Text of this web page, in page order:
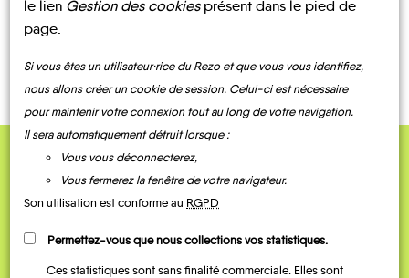
QUELQUES
Témoignages
le lien Gestion des cookiesprésent dans le pied de
page.
Si vous êtes un utilisateur·rice du Rezo et que vous vous identifiez,
nous allons créer un cookie de session. Celui-ci est nécessaire
pour maintenir votre connexion tout au long de votre navigation.
Il sera automatiquement détruit lorsque :
Vous vous déconnecterez,
Vous fermerez la fenêtre de votre navigateur.
Son utilisation est conforme au RGPD
Permettez-vous que nous collections vos statistiques.
Ces statistiques sont sans finalité commerciale. Elles sont